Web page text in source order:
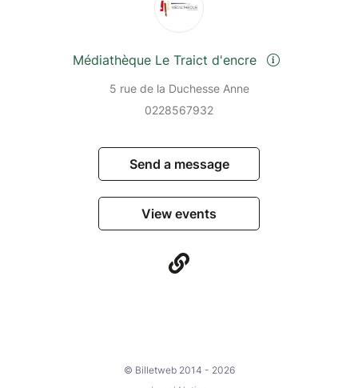
Médiathèque Le Traict d'encre
5 rue de la Duchesse Anne
0228567932
Send a message
View events
© Billetweb 2014 - 2026